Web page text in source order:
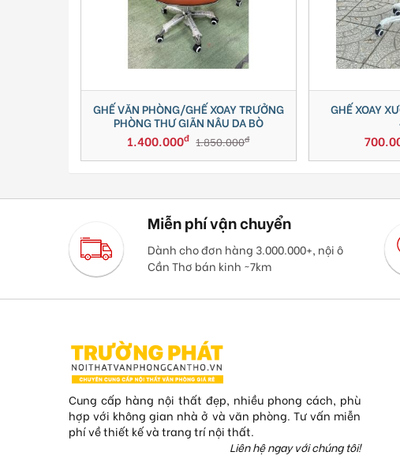
GHẾ XOAY TRƯỞNG
GHẾ XOAY XƯƠNG CÁ TỰA ĐẦU L2
410TM
700.000
Miễn phí vận chuyển
Dành cho đơn hàng 3.000.000+, nội ô
Cần Thơ bán kinh ~7km
Cung cấp hàng nội thất đẹp, nhiều phong cách, phù
hợp với không gian nhà ở và văn phòng. Tư vấn miễn
phí về thiết kế và trang trí nội thất.
Liên hệ ngay với chúng tôi!